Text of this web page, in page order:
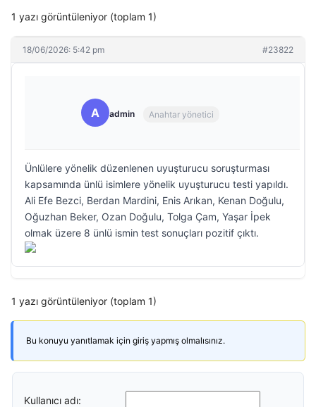
1 yazı görüntüleniyor (toplam 1)
18/06/2026: 5:42 pm #23822
A admin Anahtar yönetici
Ünlülere yönelik düzenlenen uyuşturucu soruşturması
kapsamında ünlü isimlere yönelik uyuşturucu testi yapıldı.
Ali Efe Bezci, Berdan Mardini, Enis Arıkan, Kenan Doğulu,
Oğuzhan Beker, Ozan Doğulu, Tolga Çam, Yaşar İpek
olmak üzere 8 ünlü ismin test sonuçları pozitif çıktı.
1 yazı görüntüleniyor (toplam 1)
Bu konuyu yanıtlamak için giriş yapmış olmalısınız.
Kullanıcı adı: